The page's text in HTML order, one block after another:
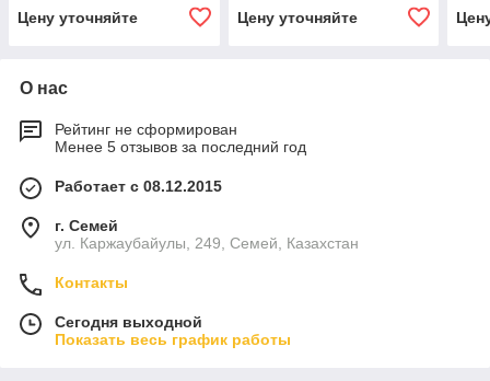
Цену уточняйте
Цену уточняйте
О нас
Рейтинг не сформирован
Менее 5 отзывов за последний год
Работает с 08.12.2015
г. Семей
ул. Каржаубайулы, 249, Семей, Казахстан
Контакты
Сегодня выходной
Показать весь график работы